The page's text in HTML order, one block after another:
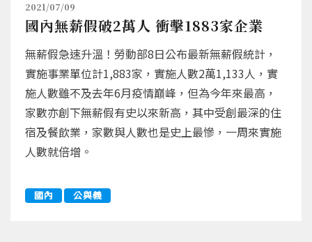
2021/07/09
國內無薪假破2萬人 衝擊1883家企業
無薪假急速升溫！勞動部8日公布最新無薪假統計，
實施事業單位計1,883家，實施人數2萬1,133人，實
施人數雖不及去年6月疫情巔峰，但為今年來最高，
家數亦創下無薪假有史以來新高，其中受創最深的住
宿及餐飲業，家數與人數也是史上最慘，一周來實施
人數就倍增。
國內 公與義